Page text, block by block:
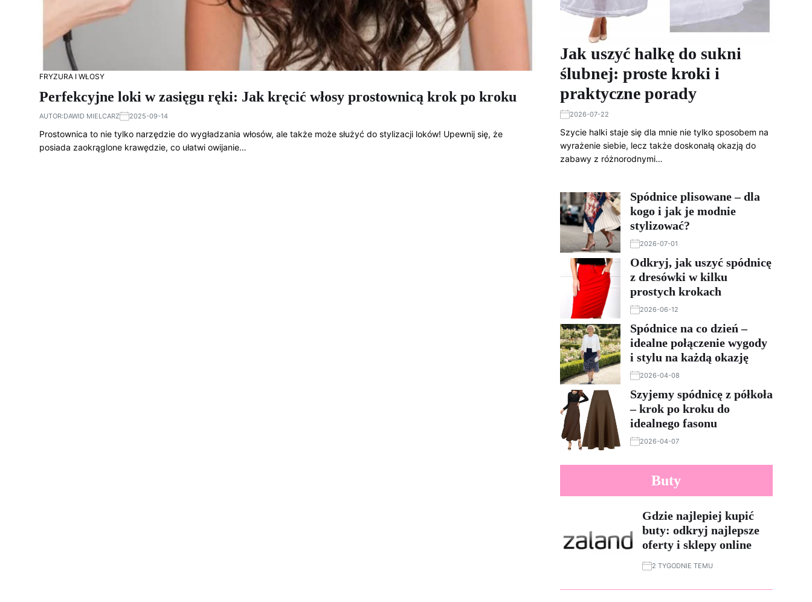
FRYZURA I WŁOSY
Perfekcyjne loki w zasięgu ręki: Jak kręcić włosy prostownicą krok po kroku
AUTOR:DAWID MIELCARZ 2025-09-14
Prostownica to nie tylko narzędzie do wygładzania włosów, ale także może służyć do stylizacji loków! Upewnij się, że
posiada zaokrąglone krawędzie, co ułatwi owijanie…
Jak uszyć halkę do sukni
ślubnej: proste kroki i
praktyczne porady
2026-07-22
Szycie halki staje się dla mnie nie tylko sposobem na
wyrażenie siebie, lecz także doskonałą okazją do
zabawy z różnorodnymi…
Spódnice plisowane – dla
kogo i jak je modnie
stylizować?
2026-07-01
Odkryj, jak uszyć spódnicę
z dresówki w kilku
prostych krokach
2026-06-12
Spódnice na co dzień –
idealne połączenie wygody
i stylu na każdą okazję
2026-04-08
Szyjemy spódnicę z półkoła
– krok po kroku do
idealnego fasonu
2026-04-07
Buty
Gdzie najlepiej kupić
buty: odkryj najlepsze
oferty i sklepy online
2 TYGODNIE TEMU